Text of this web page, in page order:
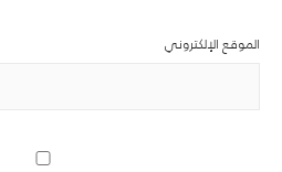
الموقع الإلكتروني